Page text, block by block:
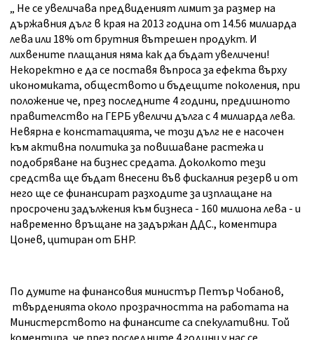
„ Не се увеличава предвиденият лимит за размер на
държавния дълг в края на 2013 година от 14.56 милиарда
лева или 18% от брутния вътрешен продукт. И
лихвените плащания няма как да бъдат увеличени!
Некоректно е да се поставя въпроса за ефекта върху
икономиката, обществото и бъдещите поколения, при
положение че, през последните 4 години, предишното
правителство на ГЕРБ увеличи дълга с 4 милиарда лева.
Невярна е констатацията, че този дълг не е насочен
към активна политика за повишаване растежа и
подобряване на бизнес средата. Доколкото тези
средства ще бъдат внесени във фискалния резерв и от
него ще се финансират разходите за изплащане на
просрочени задължения към бизнеса - 160 милиона лева - и
навременно връщане на задържан ДДС., коментира
Цонев, цитиран от БНР.
По думите на финансовия министър Петър Чобанов,
твърденията около прозрачността на работата на
Министерството на финансите са спекулативни. Той